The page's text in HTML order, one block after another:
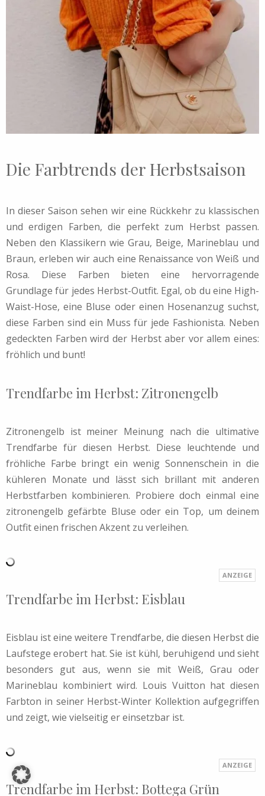
Die Farbtrends der Herbstsaison
In dieser Saison sehen wir eine Rückkehr zu klassischen
und erdigen Farben, die perfekt zum Herbst passen.
Neben den Klassikern wie Grau, Beige, Marineblau und
Braun, erleben wir auch eine Renaissance von Weiß und
Rosa. Diese Farben bieten eine hervorragende
Grundlage für jedes Herbst-Outfit. Egal, ob du eine High-
Waist-Hose, eine Bluse oder einen Hosenanzug suchst,
diese Farben sind ein Muss für jede Fashionista. Neben
gedeckten Farben wird der Herbst aber vor allem eines:
fröhlich und bunt!
Trendfarbe im Herbst: Zitronengelb
Zitronengelb ist meiner Meinung nach die ultimative
Trendfarbe für diesen Herbst. Diese leuchtende und
fröhliche Farbe bringt ein wenig Sonnenschein in die
kühleren Monate und lässt sich brillant mit anderen
Herbstfarben kombinieren. Probiere doch einmal eine
zitronengelb gefärbte Bluse oder ein Top, um deinem
Outfit einen frischen Akzent zu verleihen.
Trendfarbe im Herbst: Eisblau
Eisblau ist eine weitere Trendfarbe, die diesen Herbst die
Laufstege erobert hat. Sie ist kühl, beruhigend und sieht
besonders gut aus, wenn sie mit Weiß, Grau oder
Marineblau kombiniert wird. Louis Vuitton hat diesen
Farbton in seiner Herbst-Winter Kollektion aufgegriffen
und zeigt, wie vielseitig er einsetzbar ist.
Trendfarbe im Herbst: Bottega Grün